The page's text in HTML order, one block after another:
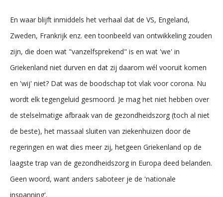
En waar blijft inmiddels het verhaal dat de VS, Engeland,
Zweden, Frankrijk enz. een toonbeeld van ontwikkeling zouden
zijn, die doen wat "vanzelfsprekend" is en wat 'we' in
Griekenland niet durven en dat zij daarom wél vooruit komen
en 'wij' niet? Dat was de boodschap tot vlak voor corona. Nu
wordt elk tegengeluid gesmoord. Je mag het niet hebben over
de stelselmatige afbraak van de gezondheidszorg (toch al niet
de beste), het massaal sluiten van ziekenhuizen door de
regeringen en wat dies meer zij, hetgeen Griekenland op de
laagste trap van de gezondheidszorg in Europa deed belanden.
Geen woord, want anders saboteer je de 'nationale
inspanning'.